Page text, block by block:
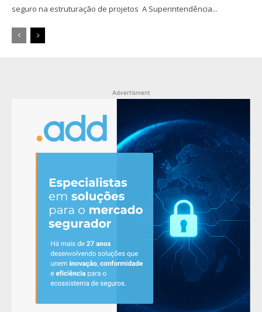
seguro na estruturação de projetos A Superintendência...
Advertisment